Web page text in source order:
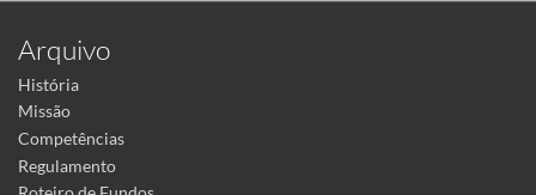
Arquivo
História
Missão
Competências
Regulamento